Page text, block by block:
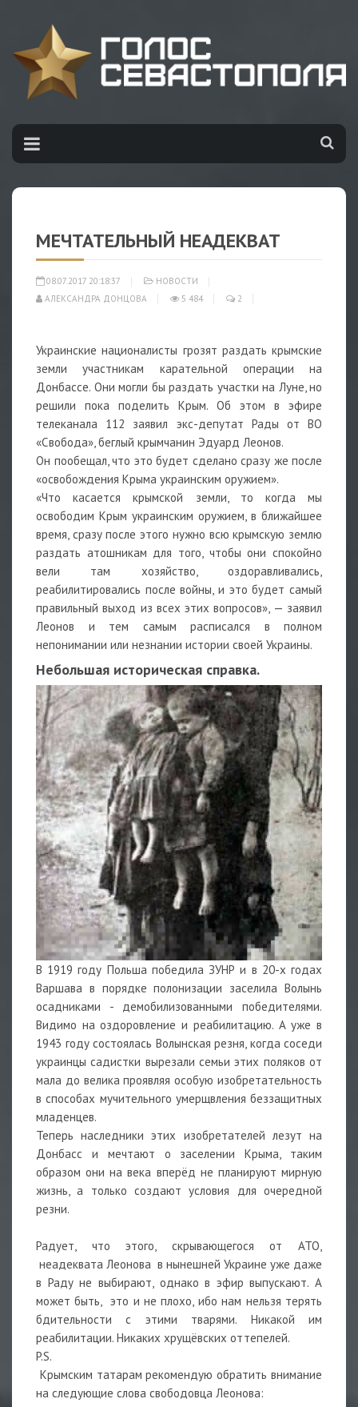
МЕЧТАТЕЛЬНЫЙ НЕАДЕКВАТ
08.07.2017 20:18:37
НОВОСТИ
АЛЕКСАНДРА ДОНЦОВА
5 484 2
Украинские националисты грозят раздать крымские
земли участникам карательной операции на
Донбассе. Они могли бы раздать участки на Луне, но
решили пока поделить Крым. Об этом в эфире
телеканала 112 заявил экс-депутат Рады от ВО
«Свобода», беглый крымчанин Эдуард Леонов.
Он пообещал, что это будет сделано сразу же после
«освобождения Крыма украинским оружием».
«Что касается крымской земли, то когда мы
освободим Крым украинским оружием, в ближайшее
время, сразу после этого нужно всю крымскую землю
раздать атошникам для того, чтобы они спокойно
вели там хозяйство, оздоравливались,
реабилитировались после войны, и это будет самый
правильный выход из всех этих вопросов», — заявил
Леонов и тем самым расписался в полном
непонимании или незнании истории своей Украины.
Небольшая историческая справка.
В 1919 году Польша победила ЗУНР и в 20-х годах
Варшава в порядке полонизации заселила Волынь
осадниками - демобилизованными победителями.
Видимо на оздоровление и реабилитацию. А уже в
1943 году состоялась Волынская резня, когда соседи
украинцы садистки вырезали семьи этих поляков от
мала до велика проявляя особую изобретательность
в способах мучительного умерщвления беззащитных
младенцев.
Теперь наследники этих изобретателей лезут на
Донбасс и мечтают о заселении Крыма, таким
образом они на века вперёд не планируют мирную
жизнь, а только создают условия для очередной
резни.
Радует, что этого, скрывающегося от АТО,
неадеквата Леонова в нынешней Украине уже даже
в Раду не выбирают, однако в эфир выпускают. А
может быть, это и не плохо, ибо нам нельзя терять
бдительности с этими тварями. Никакой им
реабилитации. Никаких хрущёвских оттепелей.
P.S.
Крымским татарам рекомендую обратить внимание
на следующие слова свободовца Леонова: